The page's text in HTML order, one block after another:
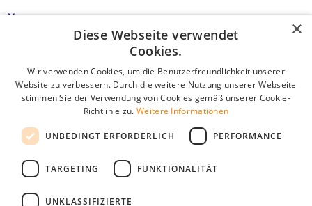
Login für Unternehmen
E-Mail*
Passwort
Angemeldet bleiben
Passwort vergessen?
Kostenloses Unternehmensprofil
×
Diese Webseite verwendet
Cookies.
Wir verwenden Cookies, um die Benutzerfreundlichkeit unserer
Website zu verbessern. Durch die weitere Nutzung unserer Webseite
stimmen Sie der Verwendung von Cookies gemäß unserer Cookie-
Richtlinie zu. Weitere Informationen
UNBEDINGT ERFORDERLICH PERFORMANCE
TARGETING FUNKTIONALITÄT
UNKLASSIFIZIERTE